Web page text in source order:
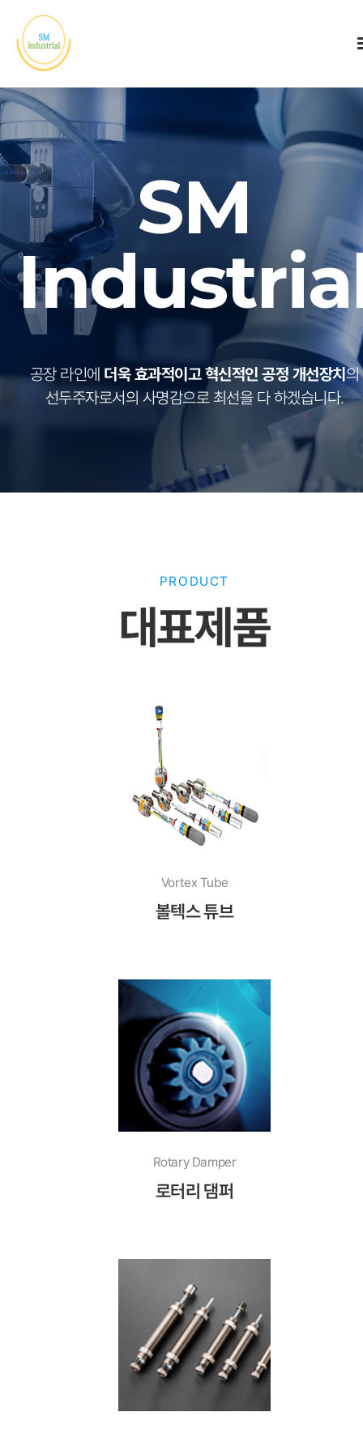
SM
공장 라인에 더욱 효과적이고 혁신적인 공정 개선장치 의
선두주자로서의 사명감으로 최선을 다 하겠습니다.
PRODUCT
대표제품
Vortex Tube
볼텍스 튜브
Rotary Damper
로터리 댐퍼